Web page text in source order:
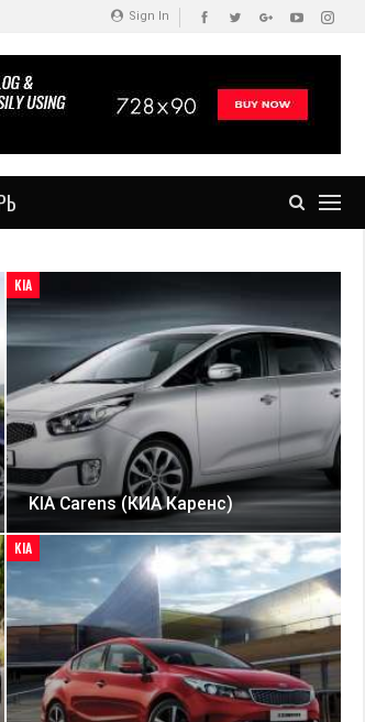
Sign In
KIA
KIA Carens (КИА Каренс)
KIA